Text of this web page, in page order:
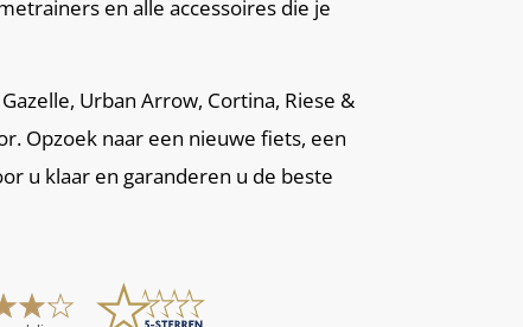
en alle accessoires die je
Urban Arrow, Cortina, Riese &
Opzoek naar een nieuwe fiets, een
u klaar en garanderen u de beste